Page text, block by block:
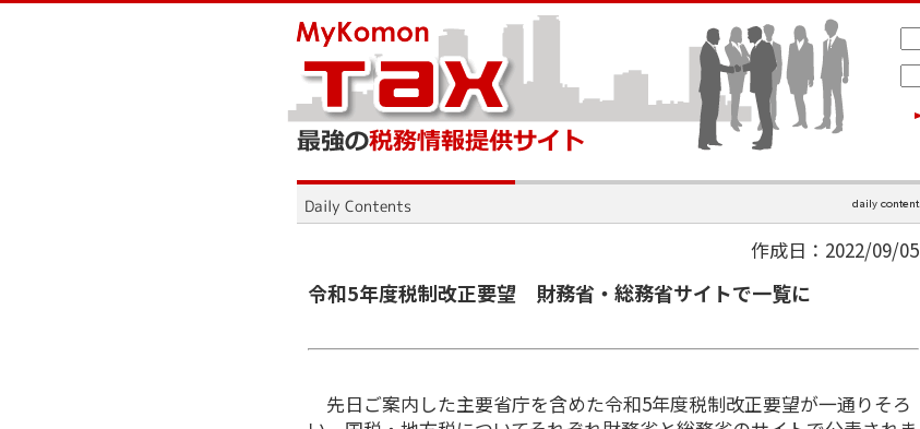
作成日：2022/09/05
令和5年度税制改正要望 財務省・総務省サイトで一覧に
先日ご案内した主要省庁を含めた令和5年度税制改正要望が一通りそろ